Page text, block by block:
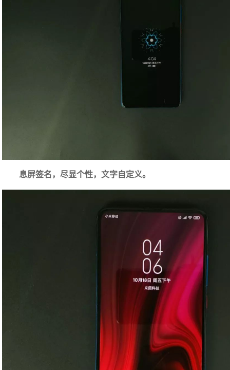
息屏签名，尽显个性，文字自定义。